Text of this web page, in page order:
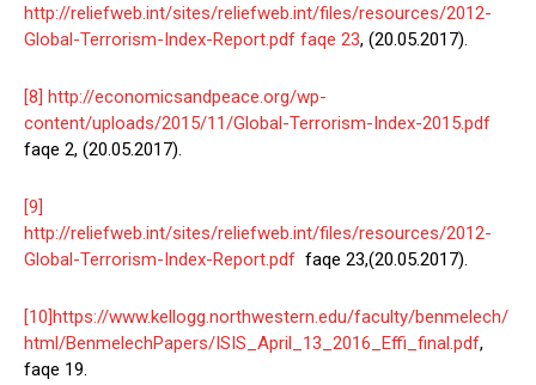
http://reliefweb.int/sites/reliefweb.int/files/resources/2012-
Global-Terrorism-Index-Report.pdf faqe 23, (20.05.2017).
[8] http://economicsandpeace.org/wp-
content/uploads/2015/11/Global-Terrorism-Index-2015.pdf
faqe 2, (20.05.2017).
[9]
http://reliefweb.int/sites/reliefweb.int/files/resources/2012-
Global-Terrorism-Index-Report.pdf faqe 23,(20.05.2017).
[10]https://www.kellogg.northwestern.edu/faculty/benmelech/
html/BenmelechPapers/ISIS_April_13_2016_Effi_final.pdf,
faqe 19.